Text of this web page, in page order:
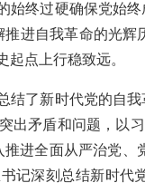
始终过硬确保党始
进自我革命的光
起点上行稳致远。
了新时代党的自我
出矛盾和问题，以
进全面从严治党
记深刻总结新时代